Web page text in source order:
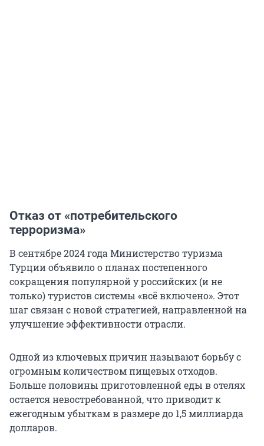
Отказ от «потребительского
терроризма»
В сентябре 2024 года Министерство туризма
Турции объявило о планах постепенного
сокращения популярной у российских (и не
только) туристов системы «всё включено». Этот
шаг связан с новой стратегией, направленной на
улучшение эффективности отрасли.
Одной из ключевых причин называют борьбу с
огромным количеством пищевых отходов.
Больше половины приготовленной еды в отелях
остается невостребованной, что приводит к
ежегодным убыткам в размере до 1,5 миллиарда
долларов.